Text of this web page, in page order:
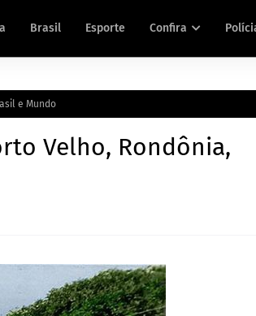
Brasil Esporte Confira
e Mundo
Velho, Rondônia,